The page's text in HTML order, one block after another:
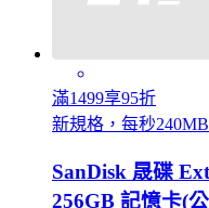
滿1499享95折
新規格，每秒240MB
SanDisk 晟碟
256GB 記憶卡(